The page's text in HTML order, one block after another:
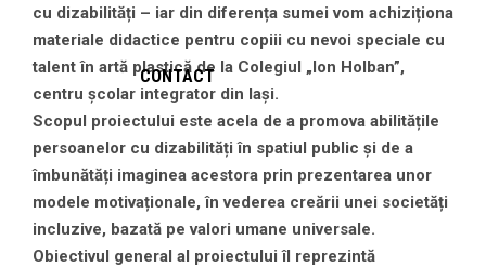
CONTACT
cu dizabilități – iar din diferența sumei vom achiziționa
materiale didactice pentru copiii cu nevoi speciale cu
talent în artă plastică de la Colegiul „Ion Holban”,
centru școlar integrator din Iași.
Scopul proiectului este acela de a promova abilitățile
persoanelor cu dizabilități în spatiul public și de a
îmbunătăți imaginea acestora prin prezentarea unor
modele motivaționale, în vederea creării unei societăți
incluzive, bazată pe valori umane universale.
Obiectivul general al proiectului îl reprezintă